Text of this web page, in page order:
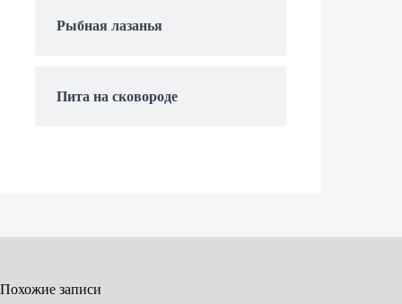
Рыбная лазанья
Пита на сковороде
Похожие записи